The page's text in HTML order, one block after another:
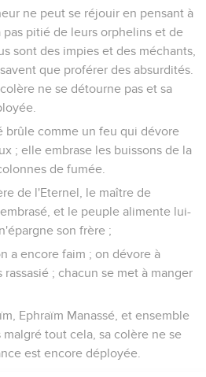
ne peut se réjouir en pensant à
pas pitié de leurs orphelins et de
sont des impies et des méchants,
que proférer des absurdités.
ne se détourne pas et sa
brûle comme un feu qui dévore
; elle embrase les buissons de la
de fumée.
de l'Eternel, le maître de
et le peuple alimente lui-
son frère ;
a encore faim ; on dévore à
; chacun se met à manger
Ephraïm Manassé, et ensemble
tout cela, sa colère ne se
est encore déployée.